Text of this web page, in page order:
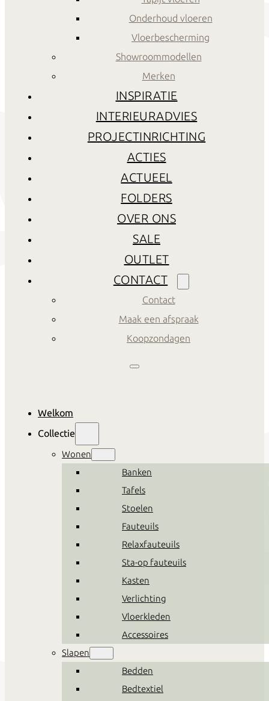
Onderhoud vloeren
Vloerbescherming
Showroommodellen
Merken
INSPIRATIE
INTERIEURADVIES
PROJECTINRICHTING
ACTIES
ACTUEEL
FOLDERS
OVER ONS
SALE
OUTLET
CONTACT
Contact
Maak een afspraak
Koopzondagen
Welkom
Collectie
Wonen
Banken
Tafels
Stoelen
Fauteuils
Relaxfauteuils
Sta-op fauteuils
Kasten
Verlichting
Vloerkleden
Accessoires
Slapen
Bedden
Bedtextiel